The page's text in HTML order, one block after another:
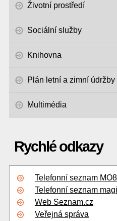
Životní prostředí
Sociální služby
Knihovna
Plán letní a zimní údržby
Multimédia
Rychlé odkazy
Telefonní seznam MO8
Telefonní seznam
Web Seznam.cz
Veřejná správa